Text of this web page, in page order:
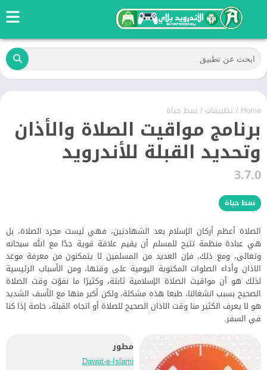
Home
/ تطبيقات / نمط حياة
برنامج مواقيت الصلاة والأذان
وتحديد القبلة للأندرويد
3.7.0
نمط حياة
الصلاة أعظم أركان الإسلام بعد الشهادتين، فهي ليست مجرد الصلاة، بل
هي عبادة منظمة تتيح للمسلم أن يقيم علاقة قوية جدًا مع الله سبحانه
وتعالى، ومع ذلك، فإن العديد من المسلمين لا يتمكنون من معرفة موعد
الاذان وأداء الصلوات المكتوبة اليومية على وقتها، ومن الأسباب الرئيسية
لذلك هو أن مواقيت الصلاة الإسلامية ثابتة، وكثيرًا ما نفوّت وقت الصلاة
الصحيح بسبب انشغالنا، طبعا هذه مشكلة، ولكن أكبر منها مع الأسف الشديد
هو لا يعرف الكثير منا وقت الاذان الصحيح للصلاة أو اتجاه القبلة، خاصة إذا كنا
في السفر.
مطور
Dawat-e-Islami